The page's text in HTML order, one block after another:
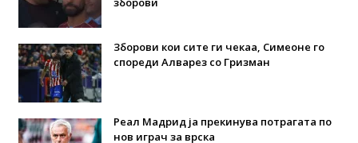
Зборови кои сите ги чекаа, Симеоне го
спореди Алварез со Гризман
Реал Мадрид ја прекинува потрагата по
нов играч за врска